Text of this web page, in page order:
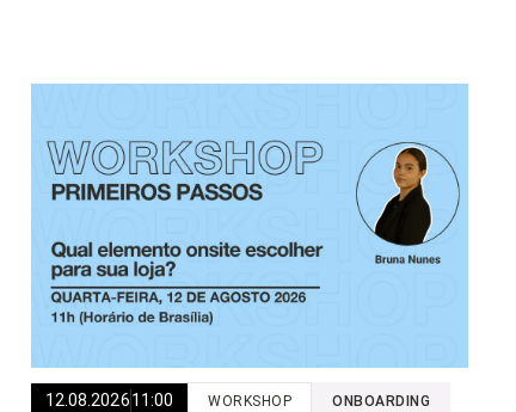
12.08.202611:00 WORKSHOP ONBOARDING